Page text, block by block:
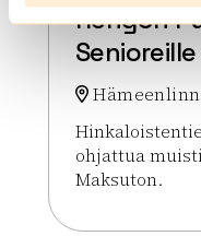
Rengon
Senioreille
ohjattua
Maksuton.
Lue lisää